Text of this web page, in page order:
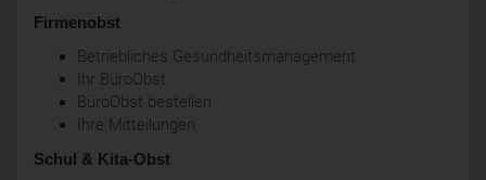
Firmenobst
Betriebliches Gesundheitsmanagement
Ihr BüroObst
BüroObst bestellen
Ihre Mitteilungen
Schul & Kita-Obst